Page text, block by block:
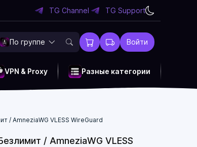
TG Channel TG Support
По группе Войти
VPN & Proxy Разные категории
/ AmneziaWG VLESS WireGuard
/ AmneziaWG VLESS